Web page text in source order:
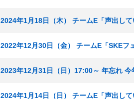
2024年1月18日（木） チームE「声出し
2022年12月30日（金） チームE「SKEフ
2023年12月31日（日）17:00～ 年忘れ
2024年1月14日（日） チームE「声出し